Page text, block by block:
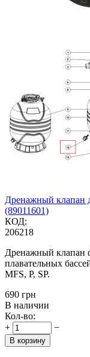
Дренажный клапан
(89011601)
КОД:
206218
Дренажный клапан
плавательных
MFS, P, SP.
‍690‍ грн
В наличии
Кол-во:
+
−
В корзину